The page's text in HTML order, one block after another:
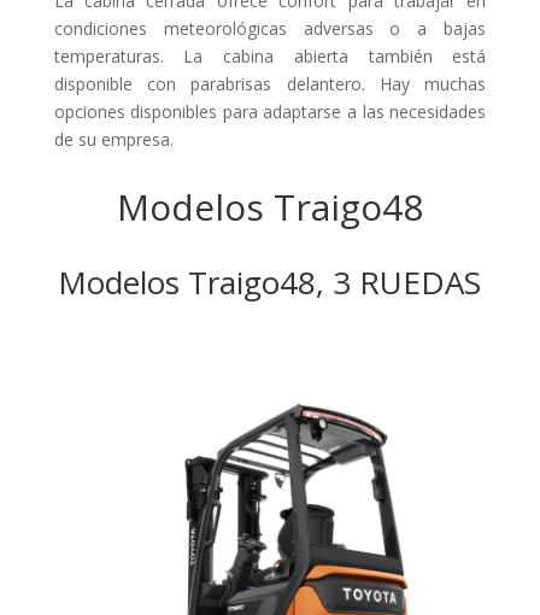
condiciones meteorológicas adversas o a bajas
temperaturas. La cabina abierta también está
disponible con parabrisas delantero. Hay muchas
opciones disponibles para adaptarse a las necesidades
de su empresa.
Modelos Traigo48
Modelos Traigo48, 3 RUEDAS